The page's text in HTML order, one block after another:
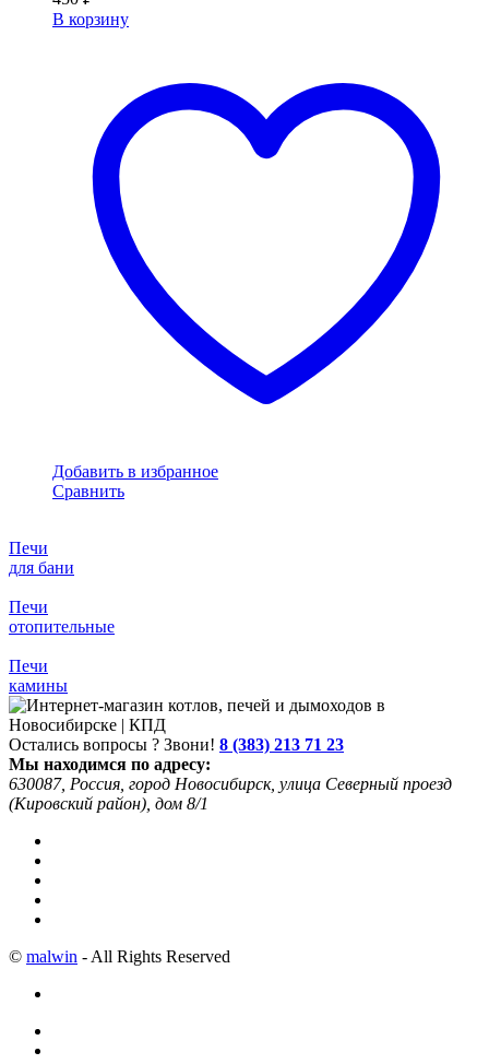
В корзину
Добавить в избранное
Сравнить
Печи
для бани
Печи
отопительные
Печи
камины
Остались вопросы ? Звони! 8 (383) 213 71 23
Мы находимся по адресу:
630087, Россия, город Новосибирск, улица Северный проезд
(Кировский район), дом 8/1
© malwin - All Rights Reserved